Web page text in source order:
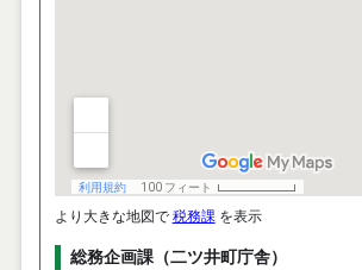
より大きな地図で 税務課を表示
総務企画課（二ツ井町庁舎）